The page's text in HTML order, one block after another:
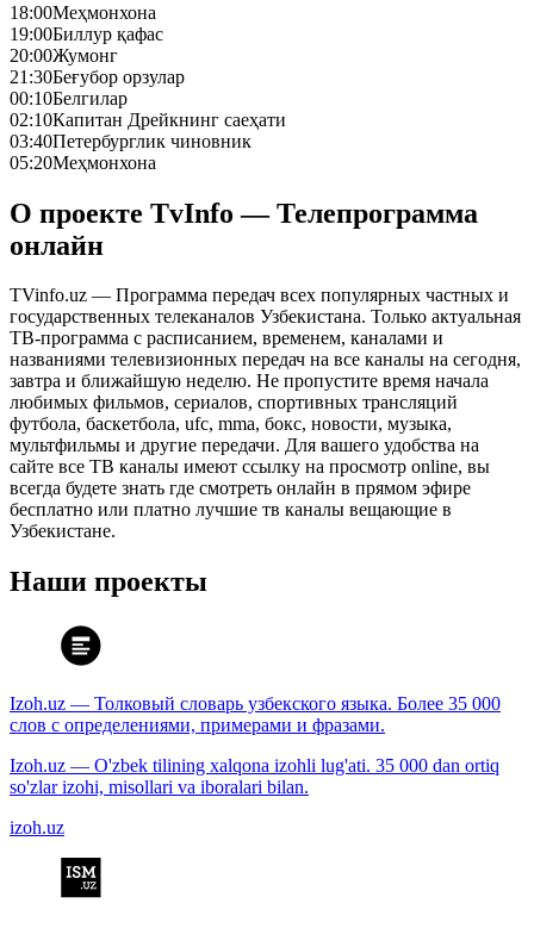
18:00Меҳмонхона
19:00Биллур қафас
20:00Жумонг
21:30Беғубор орзулар
00:10Белгилар
02:10Капитан Дрейкнинг саеҳати
03:40Петербурглик чиновник
05:20Меҳмонхона
О проекте TvInfo — Телепрограмма
онлайн
TVinfo.uz — Программа передач всех популярных частных и
государственных телеканалов Узбекистана. Только актуальная
ТВ-программа с расписанием, временем, каналами и
названиями телевизионных передач на все каналы на сегодня,
завтра и ближайшую неделю. Не пропустите время начала
любимых фильмов, сериалов, спортивных трансляций
футбола, баскетбола, ufc, mma, бокс, новости, музыка,
мультфильмы и другие передачи. Для вашего удобства на
сайте все ТВ каналы имеют ссылку на просмотр online, вы
всегда будете знать где смотреть онлайн в прямом эфире
бесплатно или платно лучшие тв каналы вещающие в
Узбекистане.
Наши проекты
Izoh.uz — Толковый словарь узбекского языка. Более 35 000
слов с определениями, примерами и фразами.
Izoh.uz — O'zbek tilining xalqona izohli lug'ati. 35 000 dan ortiq
so'zlar izohi, misollari va iboralari bilan.
izoh.uz